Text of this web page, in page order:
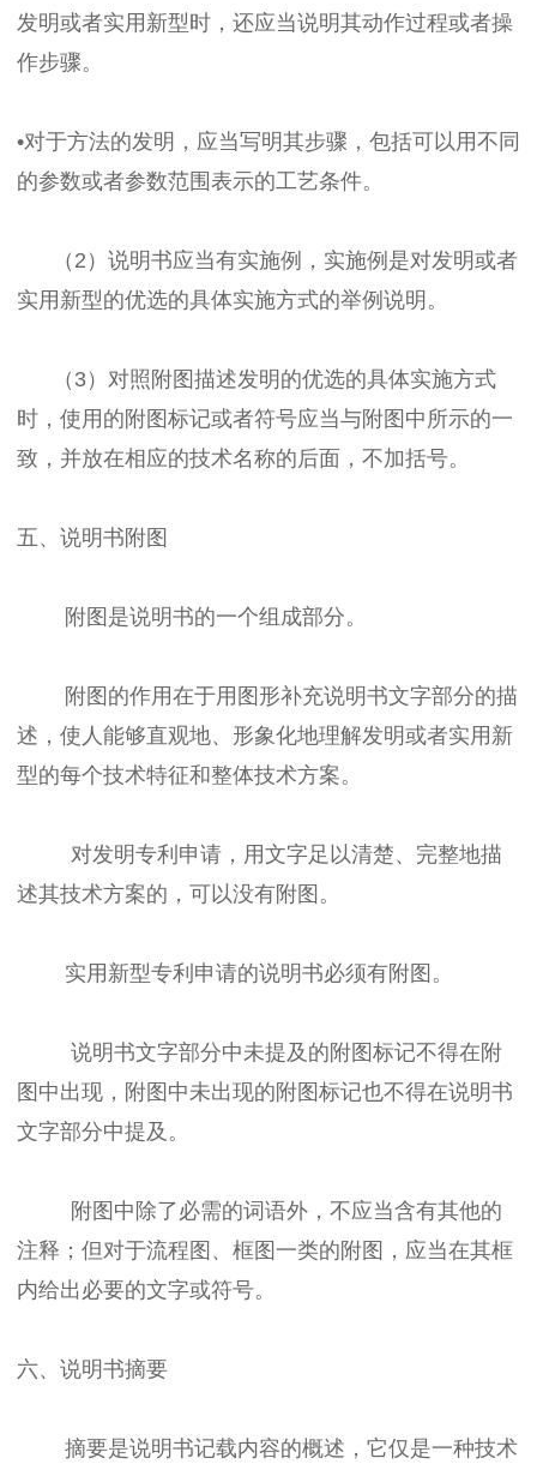
发明或者实用新型时，还应当说明其动作过程或者操
作步骤。
•对于方法的发明，应当写明其步骤，包括可以用不同
的参数或者参数范围表示的工艺条件。
（2）说明书应当有实施例，实施例是对发明或者
实用新型的优选的具体实施方式的举例说明。
（3）对照附图描述发明的优选的具体实施方式
时，使用的附图标记或者符号应当与附图中所示的一
致，并放在相应的技术名称的后面，不加括号。
五、说明书附图
附图是说明书的一个组成部分。
附图的作用在于用图形补充说明书文字部分的描
述，使人能够直观地、形象化地理解发明或者实用新
型的每个技术特征和整体技术方案。
对发明专利申请，用文字足以清楚、完整地描
述其技术方案的，可以没有附图。
实用新型专利申请的说明书必须有附图。
说明书文字部分中未提及的附图标记不得在附
图中出现，附图中未出现的附图标记也不得在说明书
文字部分中提及。
附图中除了必需的词语外，不应当含有其他的
注释；但对于流程图、框图一类的附图，应当在其框
内给出必要的文字或符号。
六、说明书摘要
摘要是说明书记载内容的概述，它仅是一种技术